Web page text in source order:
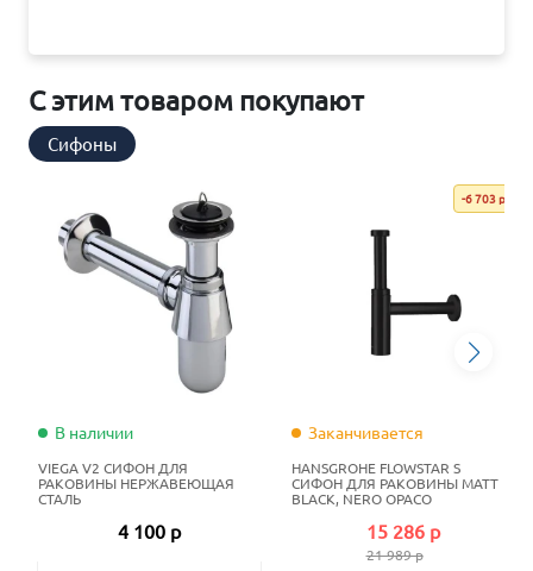
С этим товаром покупают
Сифоны
В наличии
VIEGA V2 СИФОН ДЛЯ
РАКОВИНЫ НЕРЖАВЕЮЩАЯ
СТАЛЬ
4 100 р
-6 703 р
Заканчивается
HANSGROHE FLOWSTAR S
СИФОН ДЛЯ РАКОВИНЫ MATT
BLACK, NERO OPACO
15 286 р
21 989 р